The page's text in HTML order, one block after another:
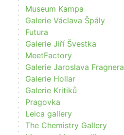
Museum Kampa
Galerie Václava Špály
Futura
Galerie Jiří Švestka
MeetFactory
Galerie Jaroslava Fragnera
Galerie Hollar
Galerie Kritiků
Pragovka
Leica gallery
The Chemistry Gallery